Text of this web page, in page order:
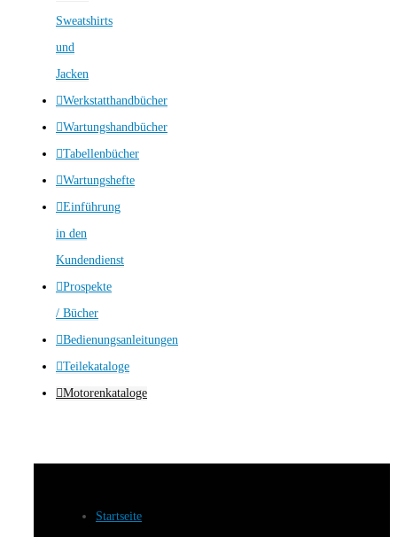
Sweatshirts
und
Jacken
Werkstatthandbücher
Wartungshandbücher
Tabellenbücher
Wartungshefte
Einführung
in den
Kundendienst
Prospekte
/ Bücher
Bedienungsanleitungen
Teilekataloge
Motorenkataloge
Startseite